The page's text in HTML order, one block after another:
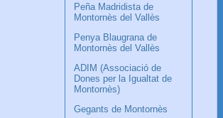
Peña Madridista de
Montornès del Vallès
Penya Blaugrana de
Montornès del Vallès
ADIM (Associació de
Dones per la Igualtat de
Montornès)
Gegants de Montornès